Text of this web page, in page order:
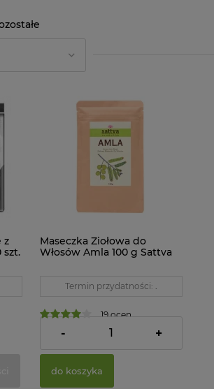
z
szt.
Maseczka Ziołowa do
Włosów Amla 100 g Sattva
Termin przydatności: .
19 ocen
15,71 zł
- +
do koszyka